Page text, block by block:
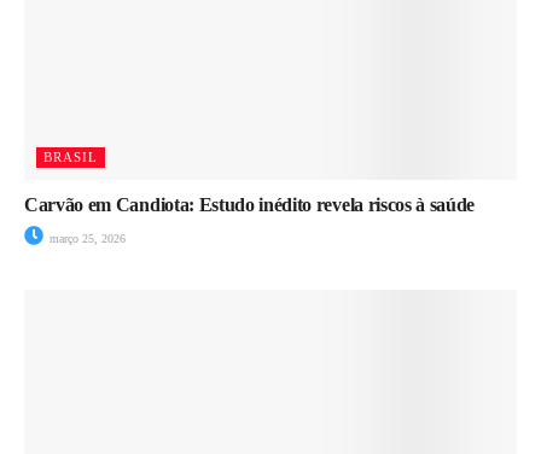
BRASIL
Carvão em Candiota: Estudo inédito revela riscos à saúde
março 25, 2026